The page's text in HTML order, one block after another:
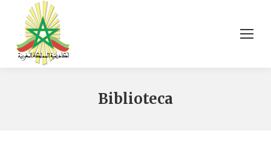
Biblioteca